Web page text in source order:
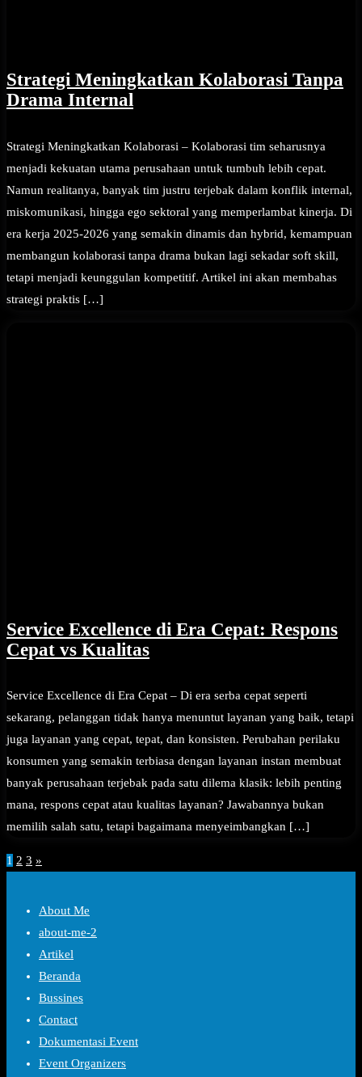
Strategi Meningkatkan Kolaborasi Tanpa
Drama Internal
Strategi Meningkatkan Kolaborasi – Kolaborasi tim seharusnya
menjadi kekuatan utama perusahaan untuk tumbuh lebih cepat.
Namun realitanya, banyak tim justru terjebak dalam konflik internal,
miskomunikasi, hingga ego sektoral yang memperlambat kinerja. Di
era kerja 2025-2026 yang semakin dinamis dan hybrid, kemampuan
membangun kolaborasi tanpa drama bukan lagi sekadar soft skill,
tetapi menjadi keunggulan kompetitif. Artikel ini akan membahas
strategi praktis […]
Service Excellence di Era Cepat: Respons
Cepat vs Kualitas
Service Excellence di Era Cepat – Di era serba cepat seperti
sekarang, pelanggan tidak hanya menuntut layanan yang baik, tetapi
juga layanan yang cepat, tepat, dan konsisten. Perubahan perilaku
konsumen yang semakin terbiasa dengan layanan instan membuat
banyak perusahaan terjebak pada satu dilema klasik: lebih penting
mana, respons cepat atau kualitas layanan? Jawabannya bukan
memilih salah satu, tetapi bagaimana menyeimbangkan […]
Paginasi
1 2 3 »
About Me
about-me-2
Artikel
Beranda
Bussines
Contact
Dokumentasi Event
Event Organizers